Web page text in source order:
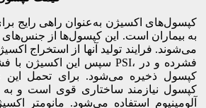
کپسول‌های اکسیژن به‌عنوان راهی رایج
به بیماران است. این کپسول‌ها از جنس‌های
می‌شوند. فرایند تولید آنها از استخراج
کپسول ذخیره می‌شود. برای تحمل این
کپسول نیازمند ساختاری قوی است و به
آلومینیوم استفاده می‌شود. مانومتر